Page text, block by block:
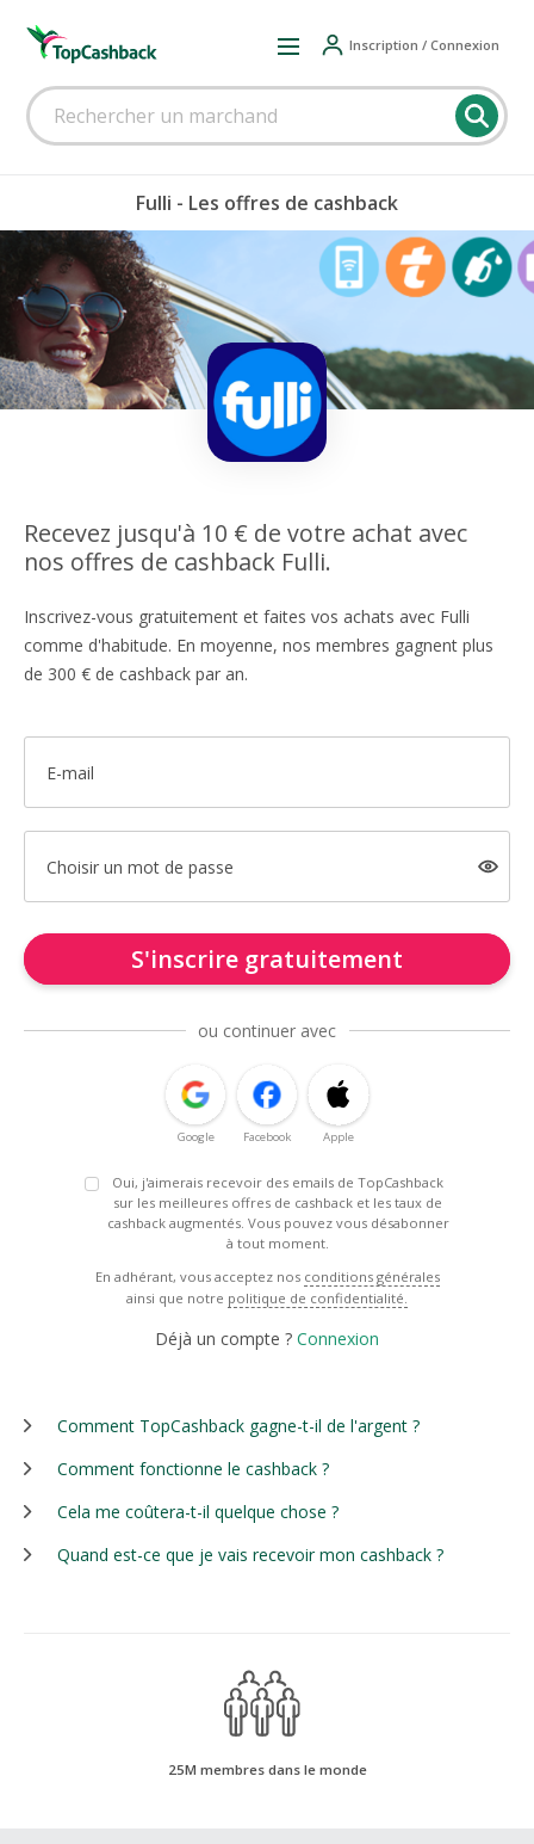
Inscription / Connexion
Fulli - Les offres de cashback
Recevez jusqu'à 10 € de votre achat avec
nos offres de cashback Fulli.
Inscrivez-vous gratuitement et faites vos achats avec Fulli
comme d'habitude. En moyenne, nos membres gagnent plus
de 300 € de cashback par an.
E-mail
Choisir un mot de passe
S'inscrire gratuitement
ou continuer avec
Google Facebook Apple
Oui, j'aimerais recevoir des emails de TopCashback
sur les meilleures offres de cashback et les taux de
cashback augmentés. Vous pouvez vous désabonner
à tout moment.
En adhérant, vous acceptez nos conditions générales
ainsi que notre politique de confidentialité.
Déjà un compte ? Connexion
Comment TopCashback gagne-t-il de l'argent ?
Comment fonctionne le cashback ?
Cela me coûtera-t-il quelque chose ?
Quand est-ce que je vais recevoir mon cashback ?
25M membres dans le monde